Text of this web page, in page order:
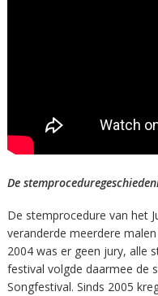
De
De stemprocedure van het
veranderde meerdere
2004 was er geen jury, alle
festival volgde daarmee de
Songfestival. Sinds 2005